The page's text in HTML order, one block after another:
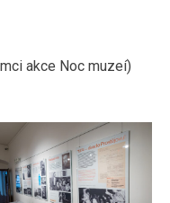
akce Noc muzeí)